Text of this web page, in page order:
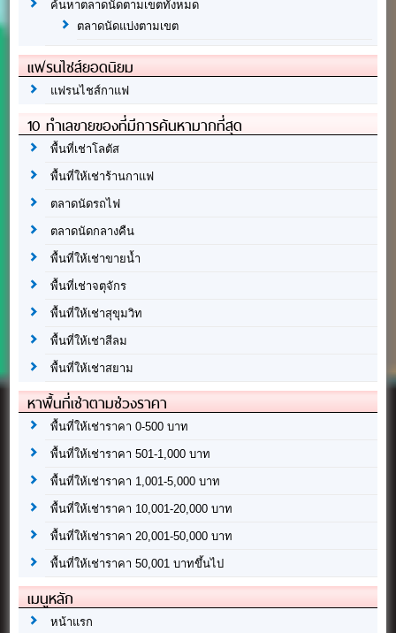
ค้นหาตลาดนัดตามเขตทั้งหมด
ตลาดนัดแบ่งตามเขต
แฟรนไชส์ยอดนิยม
แฟรนไชส์กาแฟ
10 ทำเลขายของที่มีการค้นหามากที่สุด
พื้นที่เช่าโลตัส
พื้นที่ให้เช่าร้านกาแฟ
ตลาดนัดรถไฟ
ตลาดนัดกลางคืน
พื้นที่ให้เช่าขายน้ำ
พื้นที่เช่าจตุจักร
พื้นที่ให้เช่าสุขุมวิท
พื้นที่ให้เช่าสีลม
พื้นที่ให้เช่าสยาม
หาพื้นที่เช่าตามช่วงราคา
พื้นที่ให้เช่าราคา 0-500 บาท
พื้นที่ให้เช่าราคา 501-1,000 บาท
พื้นที่ให้เช่าราคา 1,001-5,000 บาท
พื้นที่ให้เช่าราคา 10,001-20,000 บาท
พื้นที่ให้เช่าราคา 20,001-50,000 บาท
พื้นที่ให้เช่าราคา 50,001 บาทขึ้นไป
เมนูหลัก
หน้าแรก